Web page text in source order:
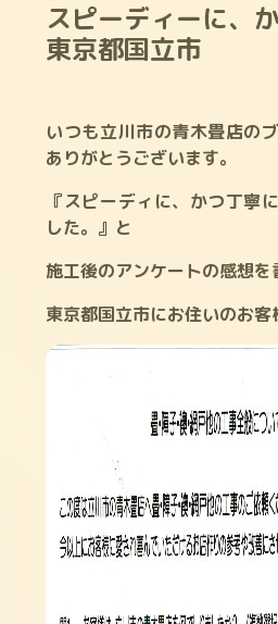
スピーディーに、
東京都国立市
いつも立川市の青木畳店の
ありがとうございます。
『スピーディに、かつ丁寧
した。』と
施工後のアンケートの感想
東京都国立市にお住いのお客